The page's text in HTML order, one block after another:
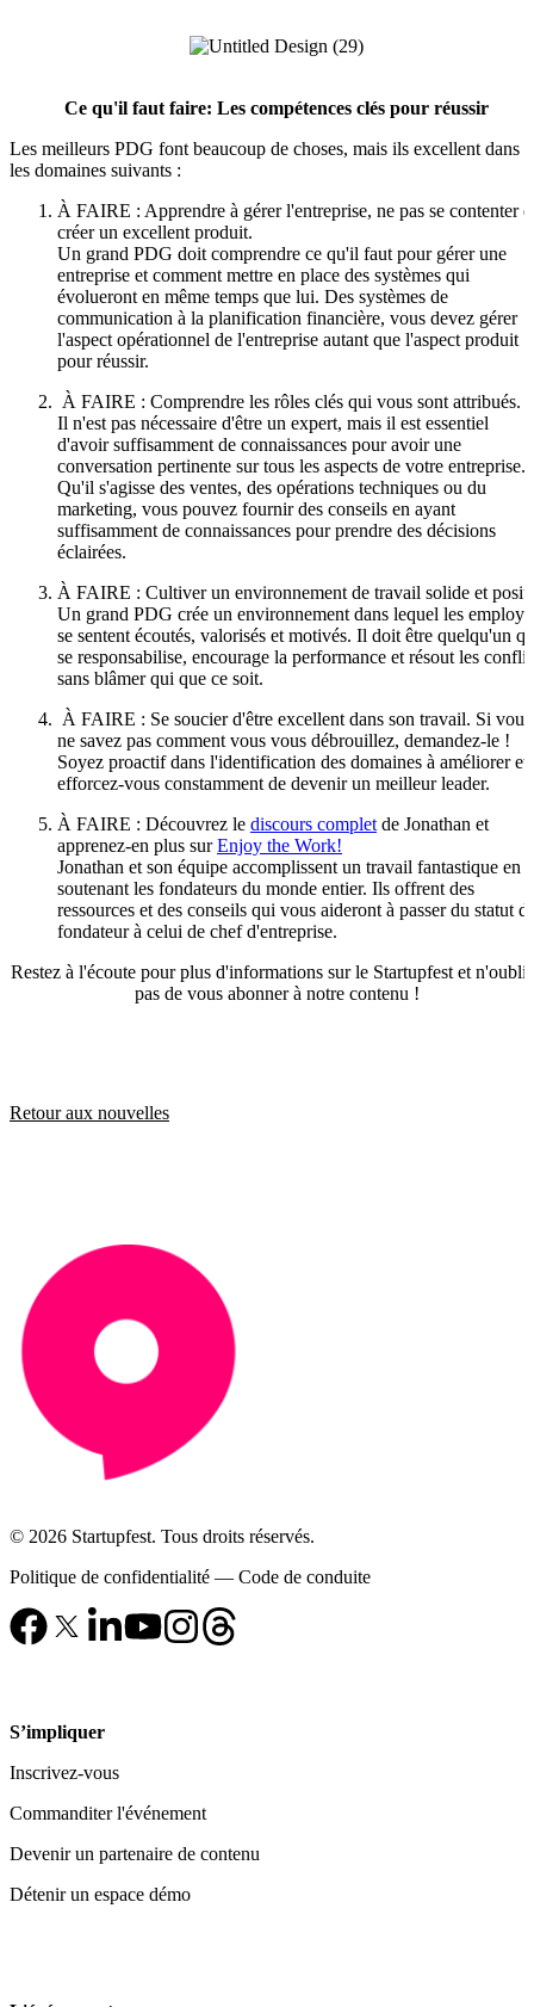
Ce qu'il faut faire: Les compétences clés pour réussir
Les meilleurs PDG font beaucoup de choses, mais ils excellent dans
les domaines suivants :
À FAIRE : Apprendre à gérer l'entreprise, ne pas se contenter
créer un excellent produit.
Un grand PDG doit comprendre ce qu'il faut pour gérer une
entreprise et comment mettre en place des systèmes qui
évolueront en même temps que lui. Des systèmes de
communication à la planification financière, vous devez gérer
l'aspect opérationnel de l'entreprise autant que l'aspect produit
pour réussir.
À FAIRE : Comprendre les rôles clés qui vous sont attribués.
Il n'est pas nécessaire d'être un expert, mais il est essentiel
d'avoir suffisamment de connaissances pour avoir une
conversation pertinente sur tous les aspects de votre entreprise.
Qu'il s'agisse des ventes, des opérations techniques ou du
marketing, vous pouvez fournir des conseils en ayant
suffisamment de connaissances pour prendre des décisions
éclairées.
À FAIRE : Cultiver un environnement de travail solide et
Un grand PDG crée un environnement dans lequel les
se sentent écoutés, valorisés et motivés. Il doit être quelqu'un
se responsabilise, encourage la performance et résout les
sans blâmer qui que ce soit.
À FAIRE : Se soucier d'être excellent dans son travail. Si vous
ne savez pas comment vous vous débrouillez, demandez-le !
Soyez proactif dans l'identification des domaines à améliorer et
efforcez-vous constamment de devenir un meilleur leader.
À FAIRE : Découvrez le discours complet de Jonathan et
apprenez-en plus surEnjoy the Work!
Jonathan et son équipe accomplissent un travail fantastique en
soutenant les fondateurs du monde entier. Ils offrent des
ressources et des conseils qui vous aideront à passer du statut
fondateur à celui de chef d'entreprise.
Restez à l'écoute pour plus d'informations sur le Startupfest et
pas de vous abonner à notre contenu !
Retour aux nouvelles
© 2026 Startupfest. Tous droits réservés.
Politique de confidentialité — Code de conduite
S’impliquer
Inscrivez-vous
Commanditer l'événement
Devenir un partenaire de contenu
Détenir un espace démo